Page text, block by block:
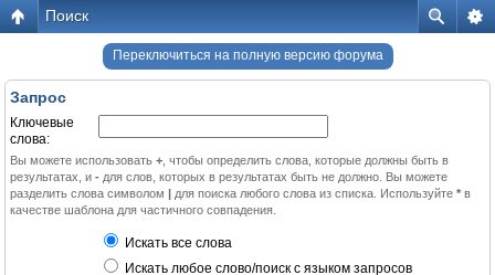
Поиск
Переключиться на полную версию форума
Запрос
Ключевые
слова:
Вы можете использовать + , чтобы определить слова, которые должны быть в
результатах, и - для слов, которых в результатах быть не должно. Вы можете
разделить слова символом | для поиска любого слова из списка. Используйте * в
качестве шаблона для частичного совпадения.
Искать все слова
Искать любое слово/поиск с языком запросов